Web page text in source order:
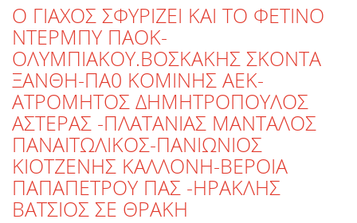
O ΓΙΑΧΟΣ ΣΦΥΡΙΖΕΙ ΚΑΙ ΤΟ ΦΕΤΙΝΟ
ΝΤΕΡΜΠΥ ΠΑΟΚ-
ΟΛΥΜΠΙΑΚΟΥ.ΒΟΣΚΑΚΗΣ ΣΚΟΝΤΑ
ΞΑΝΘΗ-ΠΑ0 ΚΟΜΙΝΗΣ ΑΕΚ-
ΑΤΡΟΜΗΤΟΣ ΔΗΜΗΤΡΟΠΟΥΛΟΣ
ΑΣΤΕΡΑΣ -ΠΛΑΤΑΝΙΑΣ ΜΑΝΤΑΛΟΣ
ΠΑΝΑΙΤΩΛΙΚΟΣ-ΠΑΝΙΩΝΙΟΣ
ΚΙΟΤΖΕΝΗΣ ΚΑΛΛΟΝΗ-ΒΕΡΟΙΑ
ΠΑΠΑΠΕΤΡΟΥ ΠΑΣ -ΗΡΑΚΛΗΣ
ΒΑΤΣΙΟΣ ΣΕ ΘΡΑΚΗ